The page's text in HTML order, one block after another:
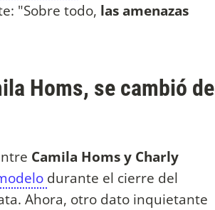
"Sobre todo, las amenazas
Homs, se cambió de
Camila Homs y Charly
durante el cierre del
Ahora, otro dato inquietante